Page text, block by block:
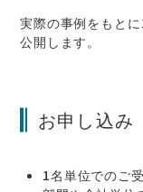
実際の事例をもと
公開します。
お申し込み
1名単位でのご